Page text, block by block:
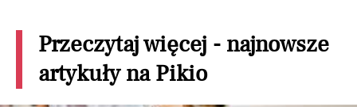
Przeczytaj więcej - najnowsze
artykuły na Pikio